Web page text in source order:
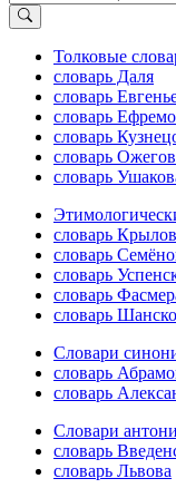
Толковые
словарь Даля
словарь
словарь
словарь
словарь
словарь
словарь
словарь
словарь
словарь
словарь
Словари
словарь
словарь
Словари
словарь
словарь Львова